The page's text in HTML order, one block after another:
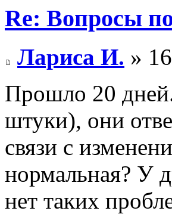
Re: Вопросы
Лариса И. »
Прошло 20
штуки), они
связи с
нормальная? У
нет таких